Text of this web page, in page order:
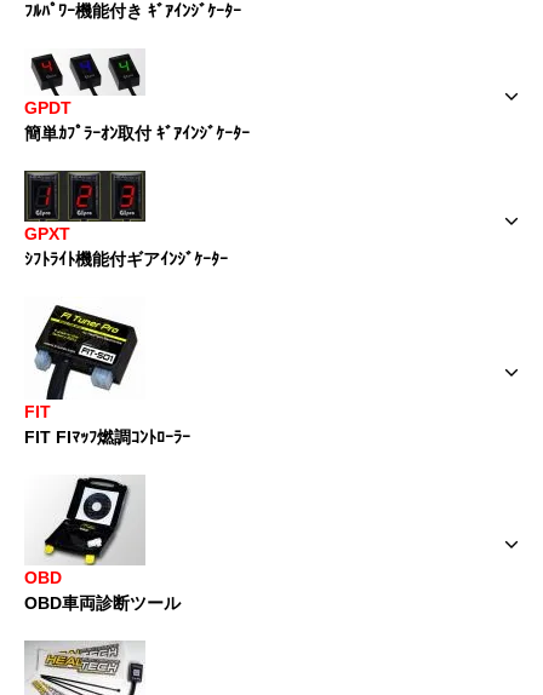
ﾌﾙﾊﾟﾜｰ機能付き ｷﾞｱｲﾝｼﾞｹｰﾀｰ
GPDT
簡単ｶﾌﾟﾗｰｵﾝ取付 ｷﾞｱｲﾝｼﾞｹｰﾀｰ
GPXT
ｼﾌﾄﾗｲﾄ機能付ギアｲﾝｼﾞｹｰﾀｰ
FIT
FIT FIﾏｯﾌ燃調ｺﾝﾄﾛｰﾗｰ
OBD
OBD車両診断ツール